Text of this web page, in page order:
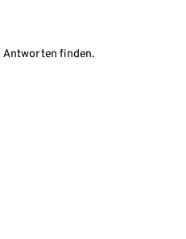
Antworten finden.